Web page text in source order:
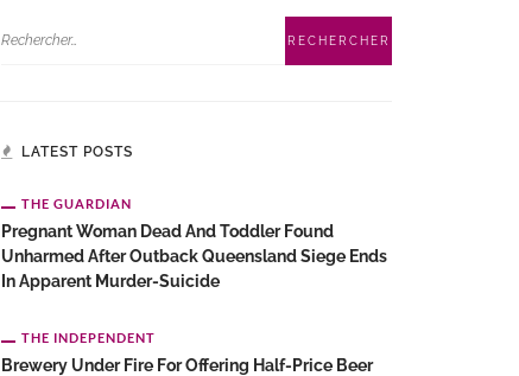
LATEST POSTS
THE GUARDIAN
Pregnant Woman Dead And Toddler Found
Unharmed After Outback Queensland Siege Ends
In Apparent Murder-Suicide
THE INDEPENDENT
Brewery Under Fire For Offering Half-Price Beer